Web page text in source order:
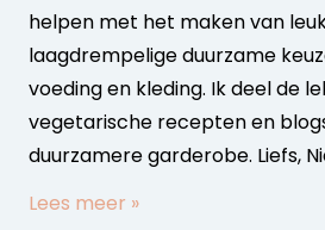
helpen met het maken van
laagdrempelige duurzame
voeding en kleding. Ik deel de
vegetarische recepten en
duurzamere garderobe. Liefs,
Lees meer »